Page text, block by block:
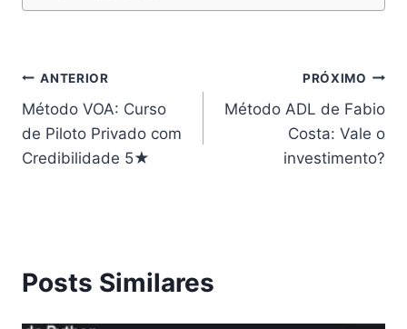
Navegação
de
Post
ANTERIOR
Método VOA: Curso
de Piloto Privado com
Credibilidade 5★
PRÓXIMO
Método ADL de Fabio
Costa: Vale o
investimento?
Posts Similares